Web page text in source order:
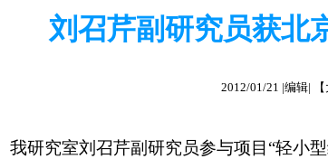
刘召芹副研究员获北
2012/01/21 |编辑| 【
我研究室刘召芹副研究员参与项目“轻小